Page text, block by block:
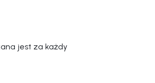
jest za każdy